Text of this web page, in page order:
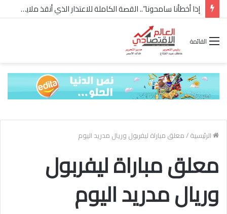
إذا أخطأنا سامحونا”.. القصة الكاملة للاعتذار الذي أنقذ ملايين “إعمار” في الساحل الشمالي
القائمة
الرئيسية/معلق مباراة ليفربول وريال مدريد اليوم
معلق مباراة ليفربول
وريال مدريد اليوم